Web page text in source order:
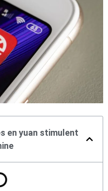
en yuan stimulent